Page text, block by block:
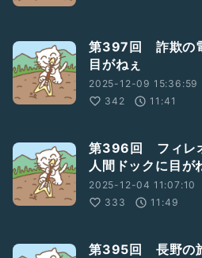
第397回 詐欺の
目がねぇ
2025-12-09 15:36:59
342
11:41
第396回 フィレ
人間ドックに目が
2025-12-04 11:07:10
333
11:49
第395回 長野の